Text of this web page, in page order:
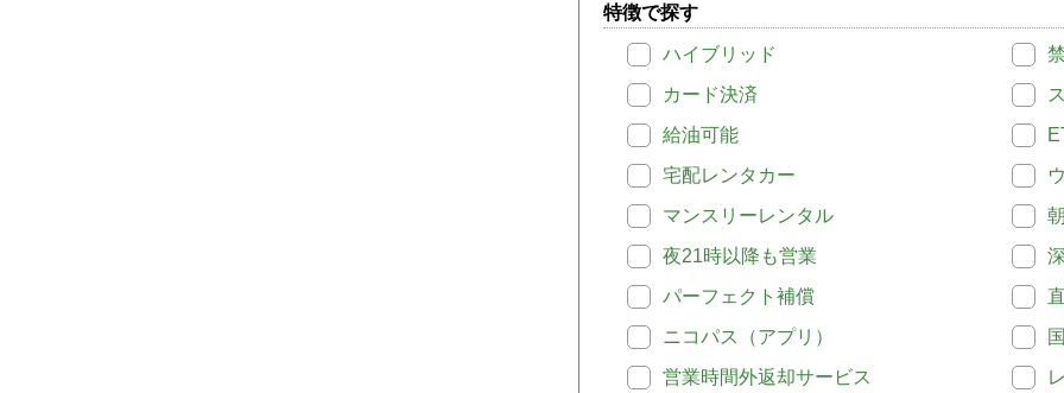
特徴で探す
ハイブリッド
カード決済
給油可能
宅配レンタカー
マンスリーレンタル
夜21時以降も営業
パーフェクト補償
ニコパス（アプリ）
営業時間外返却サービス